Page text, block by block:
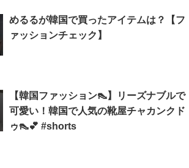
めるるが韓国で買ったアイテムは？【フ
ァッションチェック】
【韓国ファッション👠】リーズナブルで
可愛い！韓国で人気の靴屋チャカンクド
ゥ👠💕 #shorts